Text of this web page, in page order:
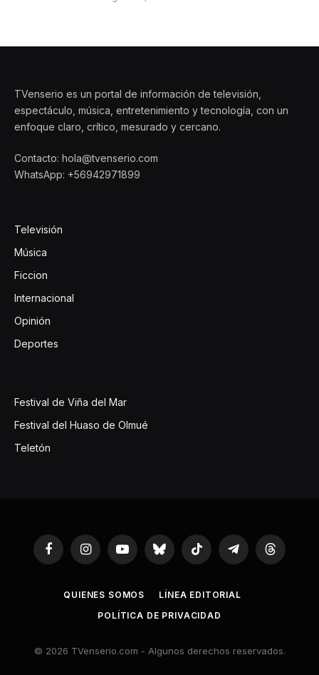
TVenserio es un portal de información de televisión,
espectáculo, música, entretenimiento y tecnología, con un
enfoque claro, crítico, mesurado y cercano.
Contacto: hola@tvenserio.com
WhatsApp: +56942971899
Televisión
Música
Ficcion
Internacional
Opinión
Deportes
Festival de Viña del Mar
Festival del Huaso de Olmué
Teletón
FacebookInstagramYouTubeBluesky TikTok TelegramThreads
QUIENES SOMOS
LÍNEA EDITORIAL
POLÍTICA DE PRIVACIDAD
© 2026 TVenserio.com - Algunos derechos reservados.